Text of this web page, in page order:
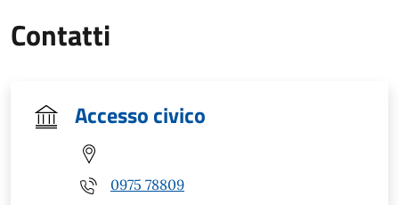
Contatti
Accesso civico
0975 78809